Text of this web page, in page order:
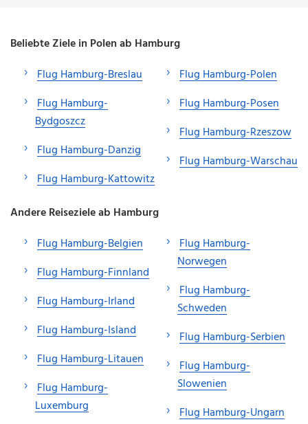
Beliebte Ziele in Polen ab Hamburg
Flug Hamburg-Breslau
Flug Hamburg-
Bydgoszcz
Flug Hamburg-Danzig
Flug Hamburg-Kattowitz
Flug Hamburg-Polen
Flug Hamburg-Posen
Flug Hamburg-Rzeszow
Flug Hamburg-Warschau
Andere Reiseziele ab Hamburg
Flug Hamburg-Belgien
Flug Hamburg-Finnland
Flug Hamburg-Irland
Flug Hamburg-Island
Flug Hamburg-Litauen
Flug Hamburg-
Luxemburg
Flug Hamburg-
Norwegen
Flug Hamburg-
Schweden
Flug Hamburg-Serbien
Flug Hamburg-
Slowenien
Flug Hamburg-Ungarn